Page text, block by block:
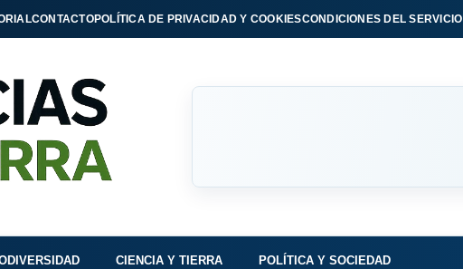
CONTACTOPOLÍTICA DE PRIVACIDAD Y COOKIESCONDICIONES DEL SERVICIO
CIENCIA Y TIERRA POLÍTICA Y SOCIEDAD